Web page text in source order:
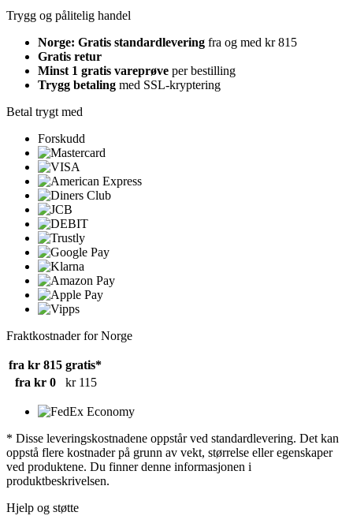
Trygg og pålitelig handel
Norge: Gratis standardlevering fra og med kr 815
Gratis retur
Minst 1 gratis vareprøve per bestilling
Trygg betaling med SSL-kryptering
Betal trygt med
Forskudd
Fraktkostnader for Norge
fra kr 815 gratis*
fra kr 0
kr 115
* Disse leveringskostnadene oppstår ved standardlevering. Det kan
oppstå flere kostnader på grunn av vekt, størrelse eller egenskaper
ved produktene. Du finner denne informasjonen i
produktbeskrivelsen.
Hjelp og støtte